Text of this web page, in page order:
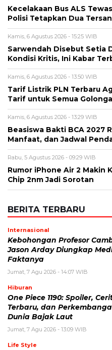
Kecelakaan Bus ALS
Polisi Tetapkan Dua
Kamis, 6 Agustus 2026 - 15:25 WIB
Sarwendah Disebut Setia
Kondisi Kritis, Ini Kabar
Kamis, 6 Agustus 2026 - 13:50 WIB
Tarif Listrik PLN Terbaru
Tarif untuk Semua
Kamis, 6 Agustus 2026 - 13:29 WIB
Beasiswa Bakti BCA 2027
Manfaat, dan Jadwal
Rabu, 5 Agustus 2026 - 09:29 WIB
Rumor iPhone Air 2 Makin
Chip 2nm Jadi Sorotan
BERITA TERBARU
Internasional
Kebohongan Profesor
Jason Arday Diungkap
Faktanya
Jumat, 7 Agu 2026 - 14:07 WIB
Hiburan
One Piece 1190: Spoiler,
Terbaru, dan
Dunia Bajak Laut
Jumat, 7 Agu 2026 - 13:09 WIB
Life Style